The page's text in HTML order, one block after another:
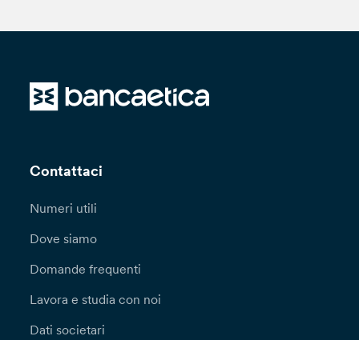
Contattaci
Numeri utili
Dove siamo
Domande frequenti
Lavora e studia con noi
Dati societari